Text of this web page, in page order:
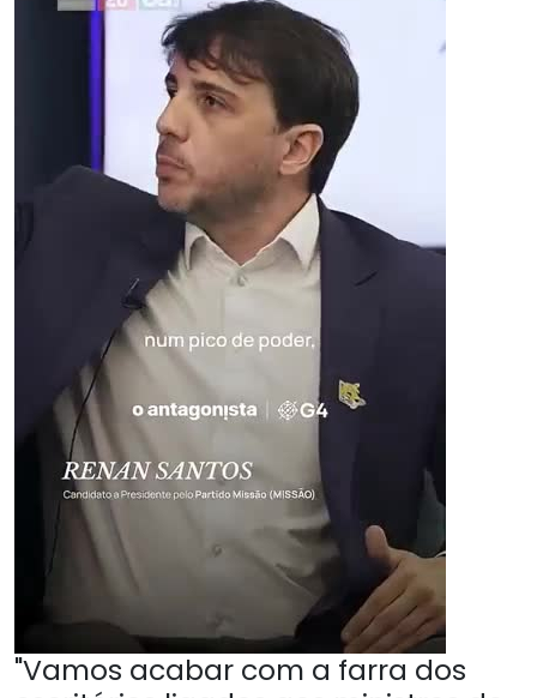
"Vamos acabar com a farra dos